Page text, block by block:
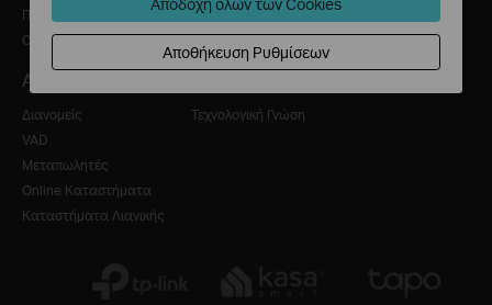
Πολιτική Απορρήτου
Cookie Policy
Συμβουλές Ασφάλειας
Αγορά Προϊόντων
Διανομείς
VAD
Μεταπωλητές
Online Καταστήματα
Καταστήματα Λιανικής
Τεχνολογική Γνώση
Αποδοχή όλων των Cookies
Αποθήκευση Ρυθμίσεων